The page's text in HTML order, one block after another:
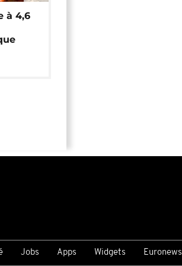
à 4,6
Jobs Apps Widgets Euronews